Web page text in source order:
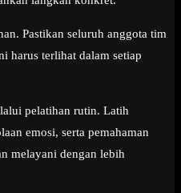
Pastikan seluruh anggota tim
harus terlihat dalam setiap
pelatihan rutin. Latih
emosi, serta pemahaman
melayani dengan lebih